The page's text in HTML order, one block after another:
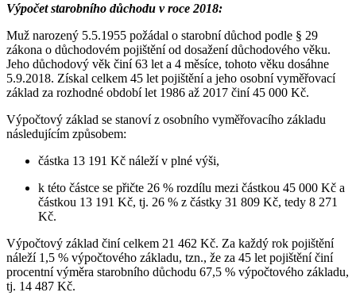
Výpočet starobního důchodu v roce 2018:
Muž narozený 5.5.1955 požádal o starobní důchod podle § 29
zákona o důchodovém pojištění od dosažení důchodového věku.
Jeho důchodový věk činí 63 let a 4 měsíce, tohoto věku dosáhne
5.9.2018. Získal celkem 45 let pojištění a jeho osobní vyměřovací
základ za rozhodné období let 1986 až 2017 činí 45 000 Kč.
Výpočtový základ se stanoví z osobního vyměřovacího základu
následujícím způsobem:
částka 13 191 Kč náleží v plné výši,
k této částce se přičte 26 % rozdílu mezi částkou 45 000 Kč a
částkou 13 191 Kč, tj. 26 % z částky 31 809 Kč, tedy 8 271
Kč.
Výpočtový základ činí celkem 21 462 Kč. Za každý rok pojištění
náleží 1,5 % výpočtového základu, tzn., že za 45 let pojištění činí
procentní výměra starobního důchodu 67,5 % výpočtového základu,
tj. 14 487 Kč.